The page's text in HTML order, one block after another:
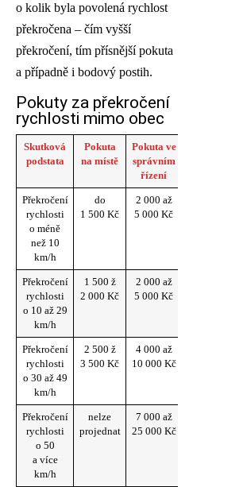
o kolik byla povolená rychlost
překročena – čím vyšší
překročení, tím přísnější pokuta
a případně i bodový postih.
Pokuty za překročení
rychlosti mimo obec
Skutková
podstata
Pokuta
na místě
Pokuta ve
správním
řízení
Překročení
rychlosti
o méně
než 10
km/h
do
1 500 Kč
2 000 až
5 000 Kč
Překročení
rychlosti
o 10 až 29
km/h
1 500 ž
2 000 Kč
2 000 až
5 000 Kč
Překročení
rychlosti
o 30 až 49
km/h
2 500 ž
3 500 Kč
4 000 až
10 000 Kč
Překročení
rychlosti
o 50
a více
km/h
nelze
projednat
7 000 až
25 000 Kč